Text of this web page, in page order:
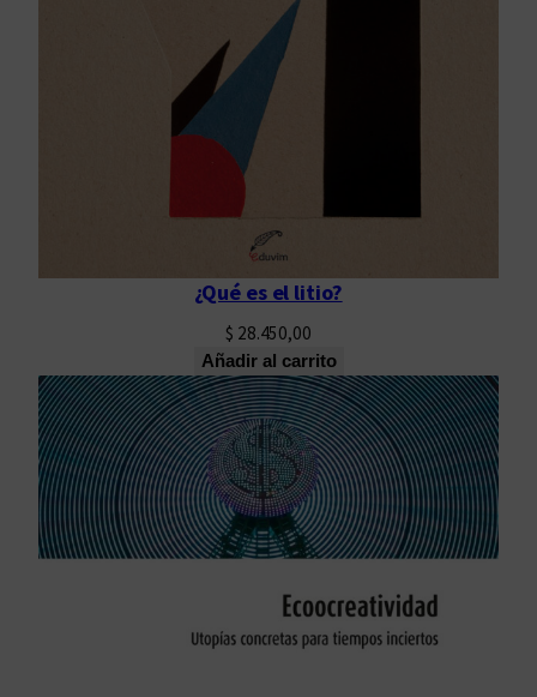
¿Qué es el litio?
$ 28.450,00
Añadir al carrito